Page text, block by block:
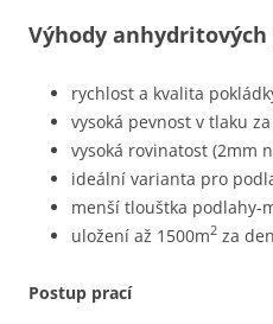
Výhody
rychlost a kvalita
vysoká pevnost v tlaku
vysoká rovinatost (2mm
ideální varianta pro
menší tlouštka podlahy-
uložení až 1500m2 za den
Postup prací